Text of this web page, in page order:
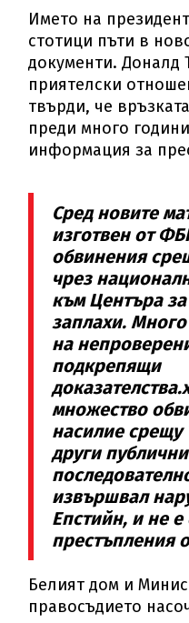
Името на
стотици пъти в
документи. Доналд
приятелски
твърди, че
преди много
информация за
Сред новите
изготвен от
обвинения
чрез
към Центъра
заплахи. Много
на
подкрепящи
множество
насилие срещу
други
извършвал
Епстийн, и не
престъпления
Белият дом и
правосъдието